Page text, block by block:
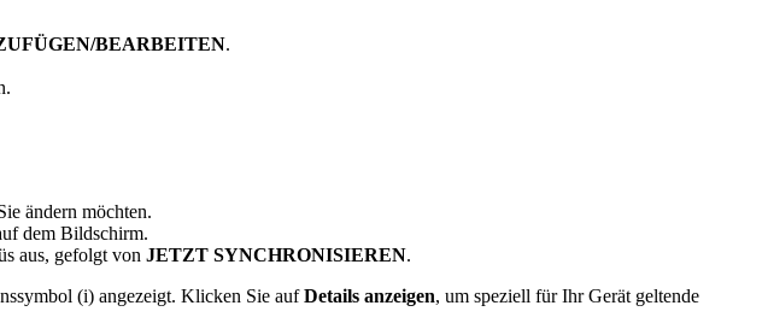
BEARBEITEN.
ändern möchten.
dem Bildschirm.
aus, gefolgt von JETZT SYNCHRONISIEREN.
(i) angezeigt. Klicken Sie aufDetails anzeigen, um speziell für Ihr Gerät geltende